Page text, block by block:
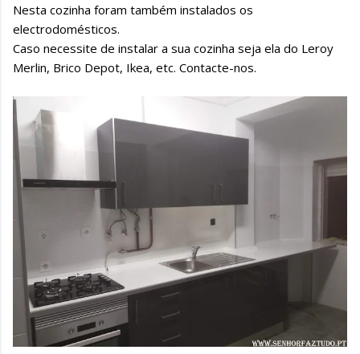
Nesta cozinha foram também instalados os
electrodomésticos.
Caso necessite de instalar a sua cozinha seja ela do Leroy
Merlin, Brico Depot, Ikea, etc. Contacte-nos.